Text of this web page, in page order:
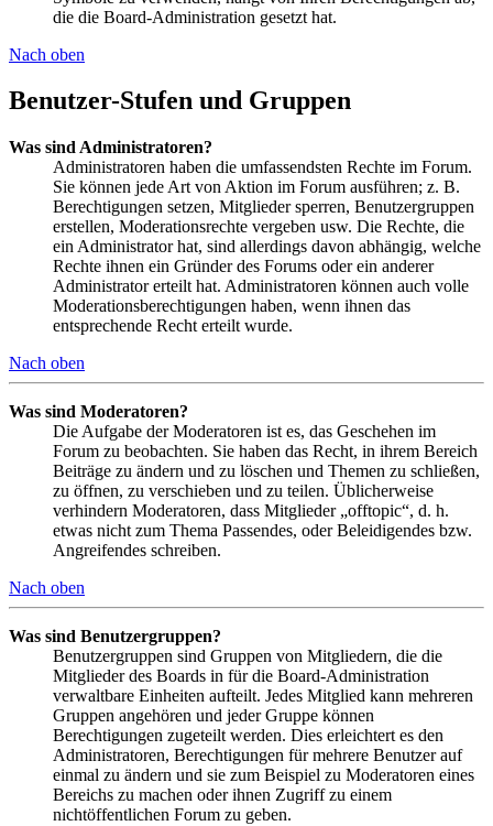
die die Board-Administration gesetzt hat.
Nach oben
Benutzer-Stufen und Gruppen
Was sind Administratoren?
Administratoren haben die umfassendsten Rechte im Forum.
Sie können jede Art von Aktion im Forum ausführen; z. B.
Berechtigungen setzen, Mitglieder sperren, Benutzergruppen
erstellen, Moderationsrechte vergeben usw. Die Rechte, die
ein Administrator hat, sind allerdings davon abhängig, welche
Rechte ihnen ein Gründer des Forums oder ein anderer
Administrator erteilt hat. Administratoren können auch volle
Moderationsberechtigungen haben, wenn ihnen das
entsprechende Recht erteilt wurde.
Nach oben
Was sind Moderatoren?
Die Aufgabe der Moderatoren ist es, das Geschehen im
Forum zu beobachten. Sie haben das Recht, in ihrem Bereich
Beiträge zu ändern und zu löschen und Themen zu schließen,
zu öffnen, zu verschieben und zu teilen. Üblicherweise
verhindern Moderatoren, dass Mitglieder „offtopic“, d. h.
etwas nicht zum Thema Passendes, oder Beleidigendes bzw.
Angreifendes schreiben.
Nach oben
Was sind Benutzergruppen?
Benutzergruppen sind Gruppen von Mitgliedern, die die
Mitglieder des Boards in für die Board-Administration
verwaltbare Einheiten aufteilt. Jedes Mitglied kann mehreren
Gruppen angehören und jeder Gruppe können
Berechtigungen zugeteilt werden. Dies erleichtert es den
Administratoren, Berechtigungen für mehrere Benutzer auf
einmal zu ändern und sie zum Beispiel zu Moderatoren eines
Bereichs zu machen oder ihnen Zugriff zu einem
nichtöffentlichen Forum zu geben.